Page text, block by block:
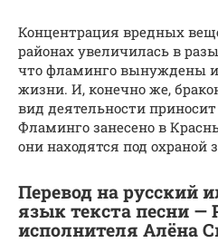
Концентрация вредных
районах увеличилась в
что фламинго вынуждены
жизни. И, конечно же,
вид деятельности
Фламинго занесено в
они находятся под охраной
Перевод на русский
язык текста песни
исполнителя Алёна